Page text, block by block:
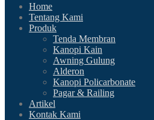
Home
Tentang Kami
Produk
Tenda Membran
Kanopi Kain
Awning Gulung
Alderon
Kanopi Policarbonate
Pagar & Railing
Artikel
Kontak Kami